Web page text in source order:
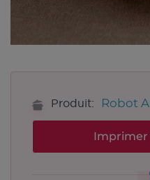
Produit: Robot
Imprimer